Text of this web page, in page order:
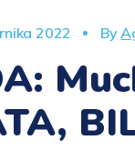
2022 By